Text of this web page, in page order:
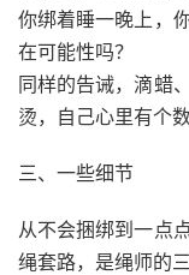
你绑着睡一晚上，
在可能性吗？
同样的告诫，滴蜡
烫，自己心里有个
三、一些细节
从不会捆绑到一点
绳套路，是绳师的